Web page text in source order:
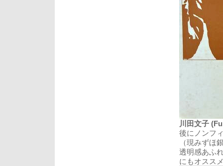
川田文子
後にノンフ
（現みずほ
透明感あふ
にもオスス